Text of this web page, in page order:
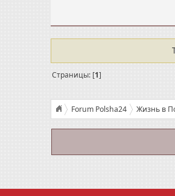
Страницы: [1]
Forum Polsha24 Жизнь в
Свое дело в Польше. Ирина: